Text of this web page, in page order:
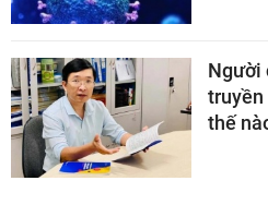
Người
truyền
thế